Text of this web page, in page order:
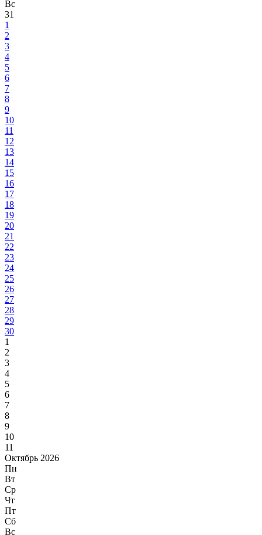
Вс
31
1
2
3
4
5
6
7
8
9
10
11
12
13
14
15
16
17
18
19
20
21
22
23
24
25
26
27
28
29
30
1
2
3
4
5
6
7
8
9
10
11
Октябрь 2026
Пн
Вт
Ср
Чт
Пт
Сб
Вс